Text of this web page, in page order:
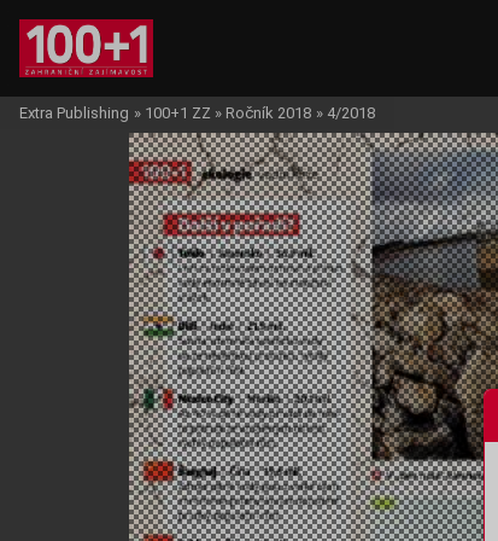
Extra Publishing » 100+1 ZZ » Ročník 2018 » 4/2018